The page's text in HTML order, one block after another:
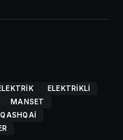
ELEKTRIKLI
MANSET
QASHQAI